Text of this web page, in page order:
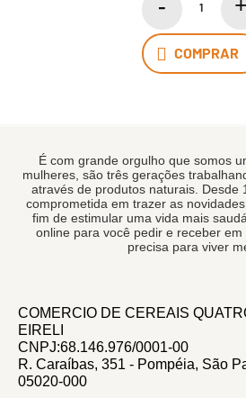
COMPRAR
É com grande orgulho que somos
mulheres, são três gerações
através de produtos naturais. Desde
comprometida em trazer as
fim de estimular uma vida mais
online para você pedir e receber
precisa para viver
COMERCIO DE CEREAIS
EIRELI
CNPJ:68.146.976/0001-00
R. Caraíbas, 351 - Pompéia, São
05020-000